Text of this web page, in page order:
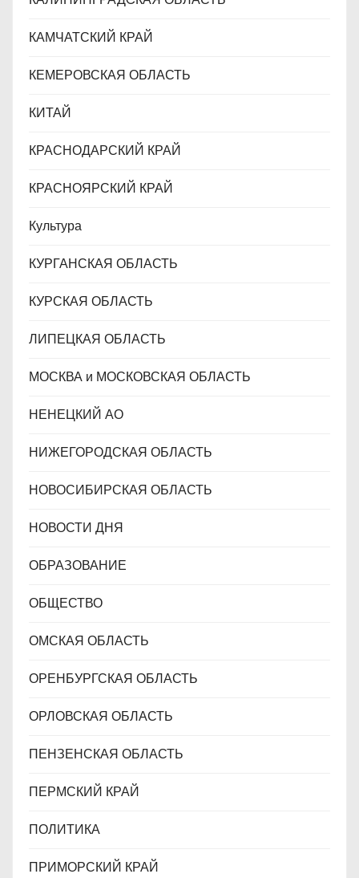
КАМЧАТСКИЙ КРАЙ
КЕМЕРОВСКАЯ ОБЛАСТЬ
КИТАЙ
КРАСНОДАРСКИЙ КРАЙ
КРАСНОЯРСКИЙ КРАЙ
Культура
КУРГАНСКАЯ ОБЛАСТЬ
КУРСКАЯ ОБЛАСТЬ
ЛИПЕЦКАЯ ОБЛАСТЬ
МОСКВА и МОСКОВСКАЯ ОБЛАСТЬ
НЕНЕЦКИЙ АО
НИЖЕГОРОДСКАЯ ОБЛАСТЬ
НОВОСИБИРСКАЯ ОБЛАСТЬ
НОВОСТИ ДНЯ
ОБРАЗОВАНИЕ
ОБЩЕСТВО
ОМСКАЯ ОБЛАСТЬ
ОРЕНБУРГСКАЯ ОБЛАСТЬ
ОРЛОВСКАЯ ОБЛАСТЬ
ПЕНЗЕНСКАЯ ОБЛАСТЬ
ПЕРМСКИЙ КРАЙ
ПОЛИТИКА
ПРИМОРСКИЙ КРАЙ